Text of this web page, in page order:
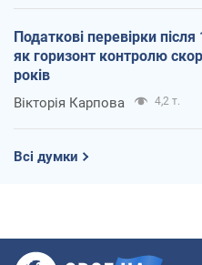
Податкові перевірки
як горизонт контролю
років
Вікторія Карпова 4,2 т.
Всі думки